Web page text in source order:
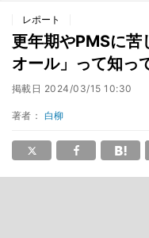
レポート
更年期やPMSに苦
オール」って知っ
掲載日 2024/03/15 10:30
著者： 白柳